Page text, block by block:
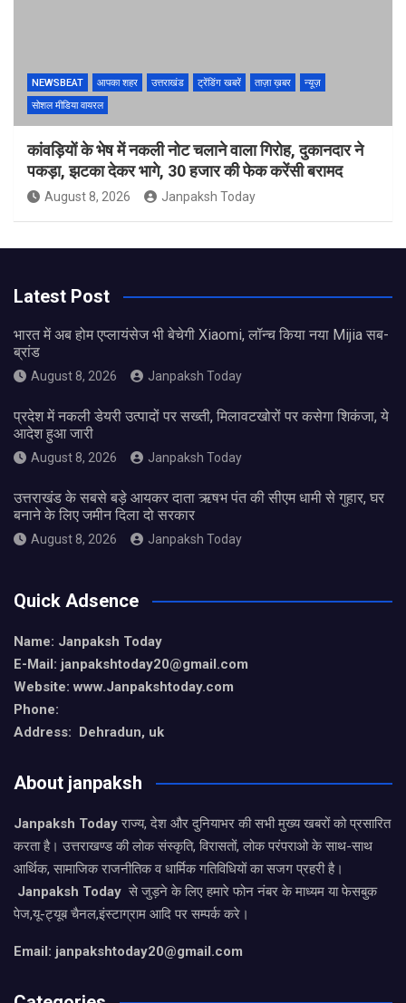
NEWSBEAT आपका शहर उत्तराखंड ट्रेंडिंग खबरें ताज़ा ख़बर
न्यूज़
सोशल मीडिया वायरल
कांवड़ियों के भेष में नकली नोट चलाने वाला गिरोह, दुकानदार ने
पकड़ा, झटका देकर भागे, 30 हजार की फेक करेंसी बरामद
August 8, 2026 Janpaksh Today
Latest Post
भारत में अब होम एप्लायंसेज भी बेचेगी Xiaomi, लॉन्च किया नया Mijia सब-
ब्रांड
August 8, 2026 Janpaksh Today
प्रदेश में नकली डेयरी उत्पादों पर सख्ती, मिलावटखोरों पर कसेगा शिकंजा, ये
आदेश हुआ जारी
August 8, 2026 Janpaksh Today
उत्तराखंड के सबसे बड़े आयकर दाता ऋषभ पंत की सीएम धामी से गुहार, घर
बनाने के लिए जमीन दिला दो सरकार
August 8, 2026 Janpaksh Today
Quick Adsence
Name: Janpaksh Today
E-Mail: janpakshtoday20@gmail.com
Website: www.Janpakshtoday.com
Phone:
Address: Dehradun, uk
About janpaksh
Janpaksh Todayराज्य, देश और दुनियाभर की सभी मुख्य खबरों को प्रसारित
करता है। उत्तराखण्ड की लोक संस्कृति, विरासतों, लोक परंपराओ के साथ-साथ
आर्थिक, सामाजिक राजनीतिक व धार्मिक गतिविधियों का सजग प्रहरी है।
Janpaksh Today से जुड़ने के लिए हमारे फोन नंबर के माध्यम या फेसबुक
पेज,यू-ट्यूब चैनल,इंस्टाग्राम आदि पर सम्पर्क करे।
Email: janpakshtoday20@gmail.com